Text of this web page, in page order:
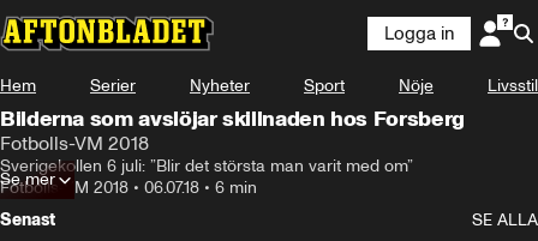
Logga in
Hem Serier Nyheter Sport Nöje Livsstil
Bilderna som avslöjar skillnaden hos Forsberg
Fotbolls-VM 2018
Sverigekollen 6 juli: ”Blir det största man varit med om”
Fotbolls-VM 2018 • 06.07.18 • 6 min
Se mer
Senast
SE ALLA